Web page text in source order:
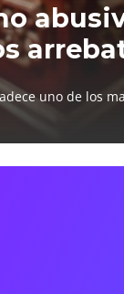
uno de los